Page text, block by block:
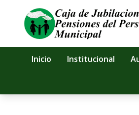
Inicio Institucional